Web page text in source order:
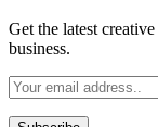
Get the latest
business.